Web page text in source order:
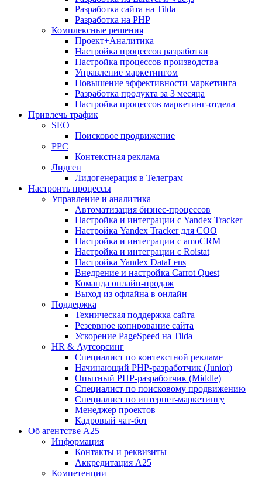
Разработка сайта на Tilda
Разработка на PHP
Комплексные решения
Проект+Аналитика
Настройка процессов разработки
Настройка процессов производства
Управление маркетингом
Повышение эффективности маркетинга
Разработка продукта за 3 месяца
Настройка процессов маркетинг-отдела
Привлечь трафик
SEO
Поисковое продвижение
PPC
Контекстная реклама
Лидген
Лидогенерация в Телеграм
Настроить процессы
Управление и аналитика
Автоматизация бизнес-процессов
Настройка и интеграции с Yandex Tracker
Настройка Yandex Tracker для СОО
Настройка и интеграции с amoCRM
Настройка и интеграции с Roistat
Настройка Yandex DataLens
Внедрение и настройка Carrot Quest
Команда онлайн-продаж
Выход из офлайна в онлайн
Поддержка
Техническая поддержка сайта
Резервное копирование сайта
Ускорение PageSpeed на Tilda
HR & Аутсорсинг
Специалист по контекстной рекламе
Начинающий PHP-разработчик (Junior)
Опытный PHP-разработчик (Middle)
Специалист по поисковому продвижению
Специалист по интернет-маркетингу
Менеджер проектов
Кадровый чат-бот
Об агентстве А25
Информация
Контакты и реквизиты
Аккредитация А25
Компетенции